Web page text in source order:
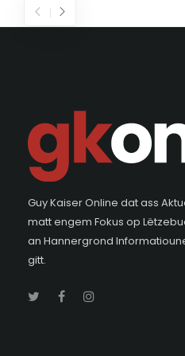
Guy Kaiser Online dat ass
matt engem Fokus op
an Hannergrond
gitt.